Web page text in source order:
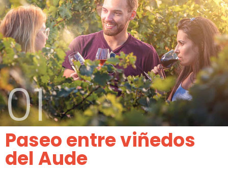
01
Paseo entre viñedos
del Aude